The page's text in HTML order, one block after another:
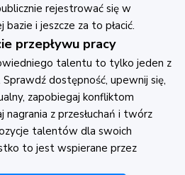
rejestrować się w
i jeszcze za to płacić.
przepływu pracy
talentu to tylko jeden z
dostępność, upewnij się,
zapobiegaj konfliktom
nagrania z przesłuchań i twórz
talentów dla swoich
to jest wspierane przez